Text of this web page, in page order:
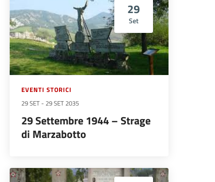
29
Set
EVENTI STORICI
29 SET - 29 SET 2035
29 Settembre 1944 – Strage
di Marzabotto